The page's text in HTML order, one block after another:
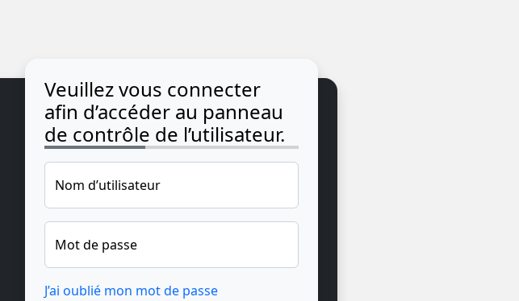
Veuillez vous connecter
afin d’accéder au panneau
de contrôle de l’utilisateur.
Nom d’utilisateur
Mot de passe
J’ai oublié mon mot de passe